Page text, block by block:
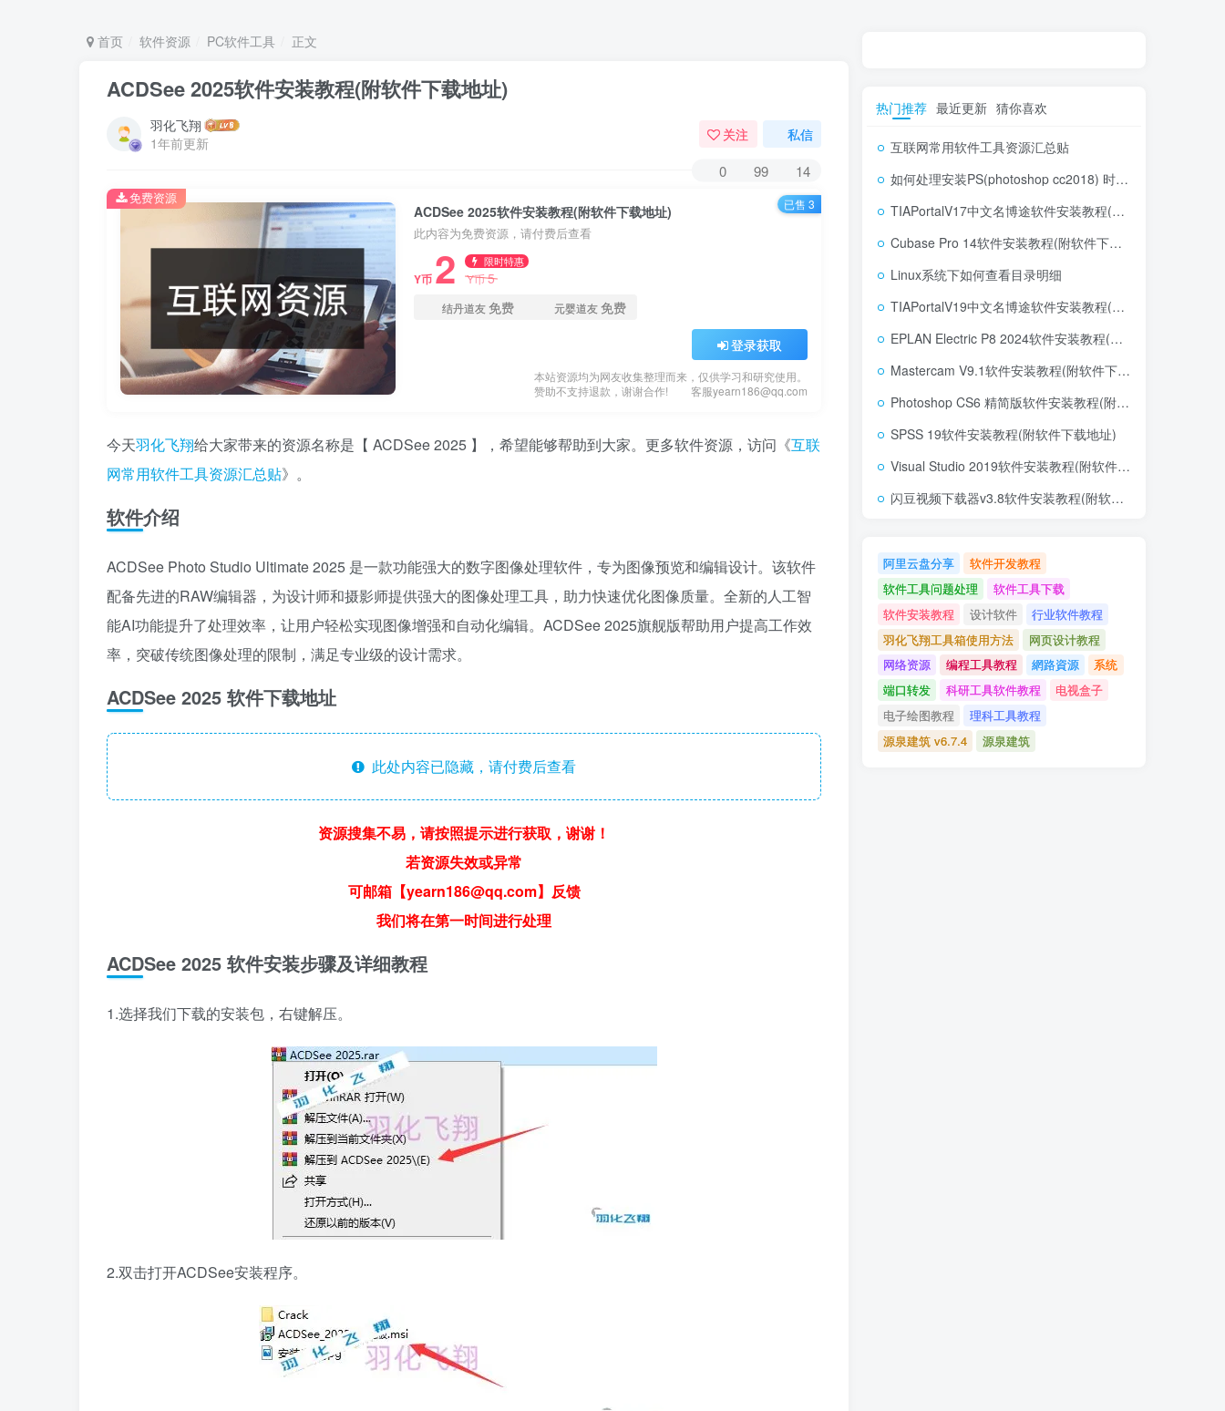
首页 软件资源 PC软件工具 正文
ACDSee 2025软件安装教程(附软件下载地址)
羽化飞翔
1年前更新
关注 私信
0 99 14
ACDSee 2025软件安装教程(附软件下载地址)
此内容为免费资源，请付费后查看
Y币 2 限时特惠
Y币5
结丹道友免费 元婴道友免费
登录获取
本站资源均为网友收集整理而来，仅供学习和研究使用。
赞助不支持退款，谢谢合作!
客服yearn186@qq.com
免费资源 已售 3
今天羽化飞翔给大家带来的资源名称是【 ACDSee 2025 】，希望能够帮助到大家。更多软件资源，访问《互联
网常用软件工具资源汇总贴》。
软件介绍
ACDSee Photo Studio Ultimate 2025 是一款功能强大的数字图像处理软件，专为图像预览和编辑设计。该软件
配备先进的RAW编辑器，为设计师和摄影师提供强大的图像处理工具，助力快速优化图像质量。全新的人工智
能AI功能提升了处理效率，让用户轻松实现图像增强和自动化编辑。ACDSee 2025旗舰版帮助用户提高工作效
率，突破传统图像处理的限制，满足专业级的设计需求。
ACDSee 2025 软件下载地址
此处内容已隐藏，请付费后查看
资源搜集不易，请按照提示进行获取，谢谢！
若资源失效或异常
可邮箱【yearn186@qq.com】反馈
我们将在第一时间进行处理
ACDSee 2025 软件安装步骤及详细教程
1.选择我们下载的安装包，右键解压。
2.双击打开ACDSee安装程序。
热门推荐 最近更新 猜你喜欢
互联网常用软件工具资源汇总贴
如何处理安装PS(photoshop cc2018) 时，提示系统或者IE浏览器需要升级
TIAPortalV17中文名博途软件安装教程(附软件下载地址)
Cubase Pro 14软件安装教程(附软件下载地址)
Linux系统下如何查看目录明细
TIAPortalV19中文名博途软件安装教程(附软件下载地址)
EPLAN Electric P8 2024软件安装教程(附软件下载地址)
Mastercam V9.1软件安装教程(附软件下载地址)
Photoshop CS6 精简版软件安装教程(附软件下载地址)
SPSS 19软件安装教程(附软件下载地址)
Visual Studio 2019软件安装教程(附软件下载地址)
闪豆视频下载器v3.8软件安装教程(附软件下载地址)
阿里云盘分享
软件开发教程
软件工具问题处理
软件工具下载
软件安装教程
设计软件
行业软件教程
羽化飞翔工具箱使用方法
网页设计教程
网络资源
编程工具教程 網路資源
系统
端口转发
科研工具软件教程
电视盒子
电子绘图教程
理科工具教程
源泉建筑 v6.7.4
源泉建筑